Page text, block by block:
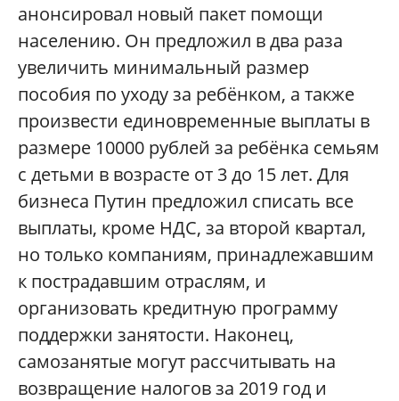
анонсировал новый пакет помощи
населению. Он предложил в два раза
увеличить минимальный размер
пособия по уходу за ребёнком, а также
произвести единовременные выплаты в
размере 10000 рублей за ребёнка семьям
с детьми в возрасте от 3 до 15 лет. Для
бизнеса Путин предложил списать все
выплаты, кроме НДС, за второй квартал,
но только компаниям, принадлежавшим
к пострадавшим отраслям, и
организовать кредитную программу
поддержки занятости. Наконец,
самозанятые могут рассчитывать на
возвращение налогов за 2019 год и